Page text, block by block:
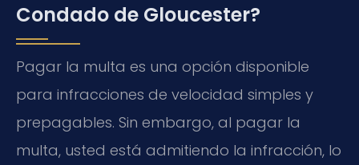
Condado de Gloucester?
Pagar la multa es una opción disponible
para infracciones de velocidad simples y
prepagables. Sin embargo, al pagar la
multa, usted está admitiendo la infracción, lo